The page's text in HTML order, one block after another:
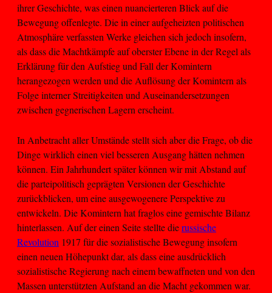
ihrer Geschichte, was einen nuancierteren Blick auf die
Bewegung offenlegte. Die in einer aufgeheizten politischen
Atmosphäre verfassten Werke gleichen sich jedoch insofern,
als dass die Machtkämpfe auf oberster Ebene in der Regel als
Erklärung für den Aufstieg und Fall der Komintern
herangezogen werden und die Auflösung der Komintern als
Folge interner Streitigkeiten und Auseinandersetzungen
zwischen gegnerischen Lagern erscheint.
In Anbetracht aller Umstände stellt sich aber die Frage, ob die
Dinge wirklich einen viel besseren Ausgang hätten nehmen
können. Ein Jahrhundert später können wir mit Abstand auf
die parteipolitisch geprägten Versionen der Geschichte
zurückblicken, um eine ausgewogenere Perspektive zu
entwickeln. Die Komintern hat fraglos eine gemischte Bilanz
hinterlassen. Auf der einen Seite stellte dierussische
Revolution 1917 für die sozialistische Bewegung insofern
einen neuen Höhepunkt dar, als dass eine ausdrücklich
sozialistische Regierung nach einem bewaffneten und von den
Massen unterstützten Aufstand an die Macht gekommen war.